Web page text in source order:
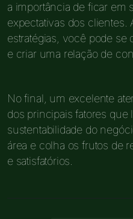
a importância de ficar em
expectativas dos clientes.
estratégias, você pode
e criar uma relação de
No final, um excelente
dos principais fatores que
sustentabilidade do
área e colha os frutos de
e satisfatórios.